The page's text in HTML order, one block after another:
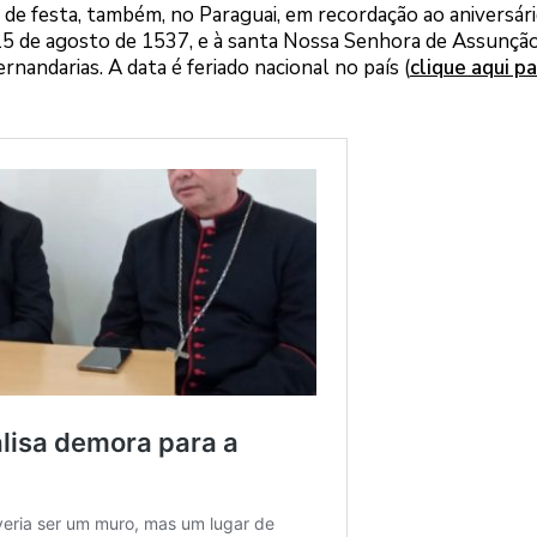
festa, também, no Paraguai, em recordação ao
de agosto de 1537, e à santa Nossa Senhora de
A data é feriado nacional no país (clique aqui